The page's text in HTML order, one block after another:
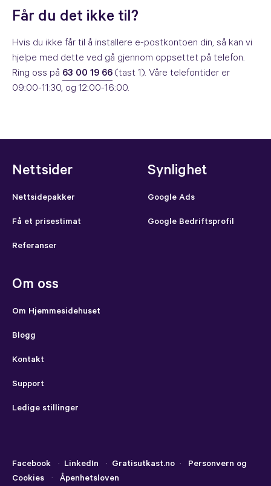
Får du det ikke til?
Hvis du ikke får til å installere e-postkontoen din, så kan vi
hjelpe med dette ved gå gjennom oppsettet på telefon.
Ring oss på 63 00 19 66 (tast 1). Våre telefontider er
09:00-11:30, og 12:00-16:00.
Nettsider
Nettsidepakker
Få et prisestimat
Referanser
Synlighet
Google Ads
Google Bedriftsprofil
Om oss
Om Hjemmesidehuset
Blogg
Kontakt
Support
Ledige stillinger
Facebook · LinkedIn · Gratisutkast.no · Personvern og
Cookies · Åpenhetsloven